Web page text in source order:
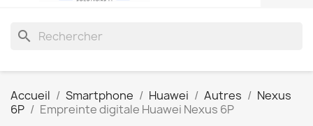
search
Accueil Smartphone Huawei Autres
Nexus
6P
Empreinte digitale Huawei Nexus 6P